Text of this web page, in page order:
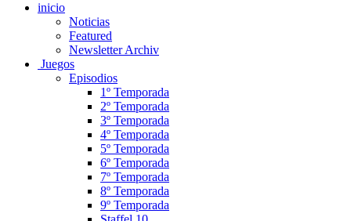
inicio
Noticias
Featured
Newsletter Archiv
Juegos
Episodios
1º Temporada
2º Temporada
3º Temporada
4º Temporada
5º Temporada
6º Temporada
7º Temporada
8º Temporada
9º Temporada